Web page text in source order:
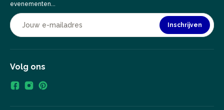
evenementen...
Inschrijven
Volg ons